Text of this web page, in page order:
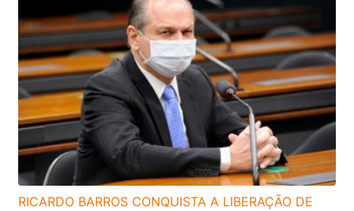
RICARDO BARROS CONQUISTA A LIBERAÇÃO DE